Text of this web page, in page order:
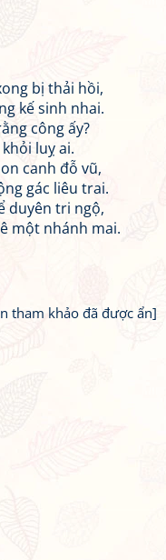
bị thải hồi,
kế sinh nhai.
công ấy?
luỵ ai.
canh đỗ vũ,
gác liêu trai.
duyên tri ngộ,
một nhánh mai.
tham khảo đã được ẩn]